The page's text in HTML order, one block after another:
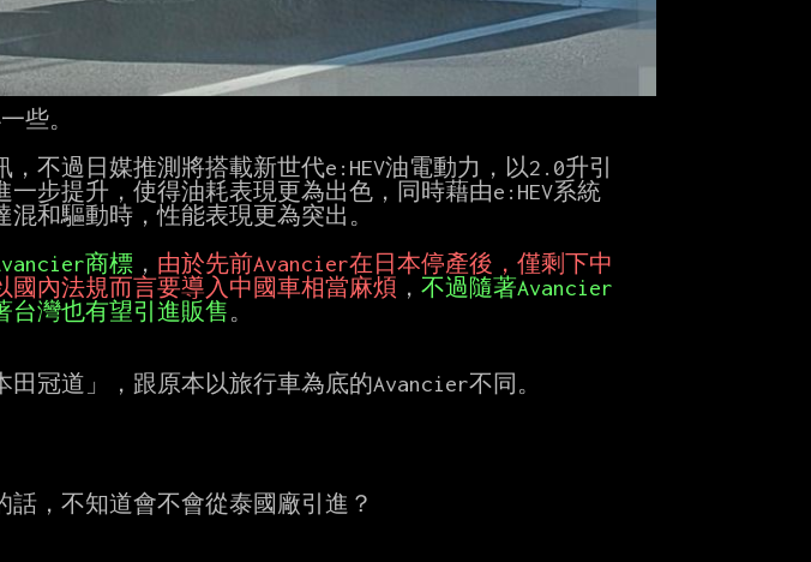
些。
不過日媒推測將搭載新世代e:HEV油電動力，以2.0升引
步提升，使得油耗表現更為出色，同時藉由e:HEV系統
和驅動時，性能表現更為突出。
商標 ，
國內法規而言要導入中國車相當麻煩 ，
台灣也有望引進販售。
冠道」，跟原本以旅行車為底的Avancier不同。
，不知道會不會從泰國廠引進？